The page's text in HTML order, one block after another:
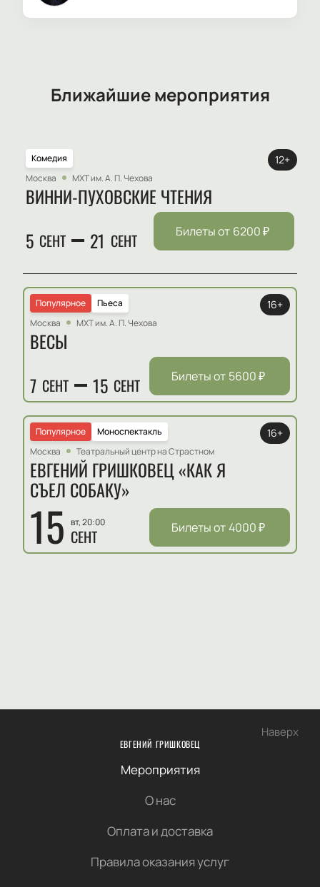
Ближайшие мероприятия
Комедия
Москва
МХТ им. А. П. Чехова
ВИННИ-ПУХОВСКИЕ ЧТЕНИЯ
5 СЕНТ 21 СЕНТ
12+
Билеты от 6200₽
Пьеса
Популярное
Москва
МХТ им. А. П. Чехова
ВЕСЫ
7 СЕНТ 15 СЕНТ
16+
Билеты от 5600₽
Моноспектакль
Популярное
Москва
Театральный центр на Страстном
ЕВГЕНИЙ ГРИШКОВЕЦ «КАК Я
СЪЕЛ СОБАКУ»
15 вт, 20:00
СЕНТ
16+
Билеты от 4000₽
Наверх
ЕВГЕНИЙ ГРИШКОВЕЦ
Мероприятия
О нас
Оплата и доставка
Правила оказания услуг